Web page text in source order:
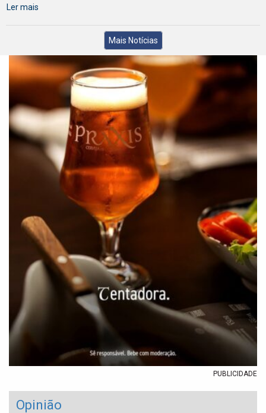
Ler mais
Mais Notícias
PUBLICIDADE
Opinião